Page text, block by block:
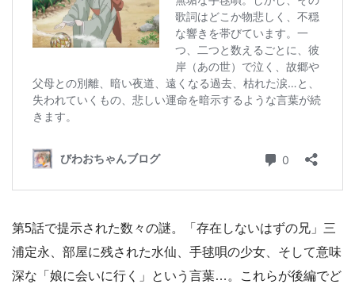
第5話で提示された数々の謎。「存在しないはずの兄」三
浦定永、部屋に残された水仙、手毬唄の少女、そして意味
深な「娘に会いに行く」という言葉…。これらが後編でど